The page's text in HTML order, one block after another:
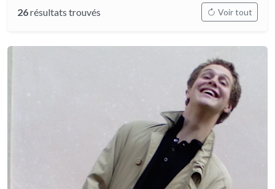
26résultats trouvés Voir tout